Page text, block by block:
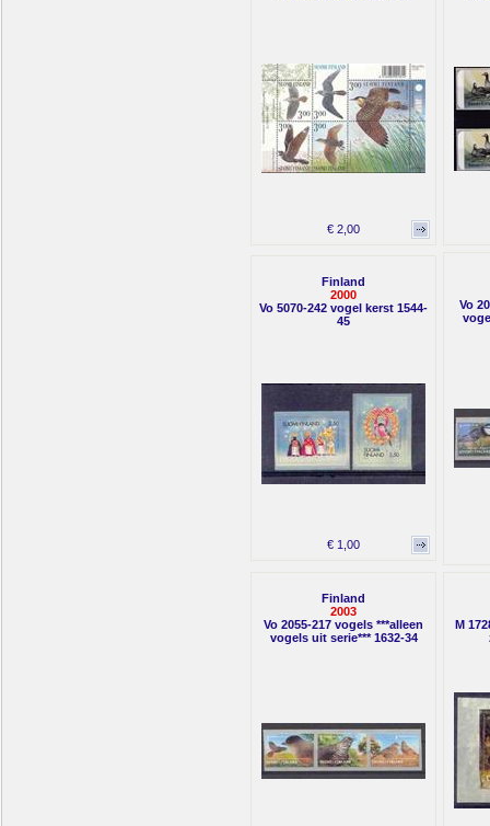
€ 2,00
Finland
2000
Vo 5070-242 vogel kerst 1544-
45
€ 1,00
Vo
Finland
2003
Vo 2055-217 vogels ***alleen
vogels uit serie*** 1632-34
M